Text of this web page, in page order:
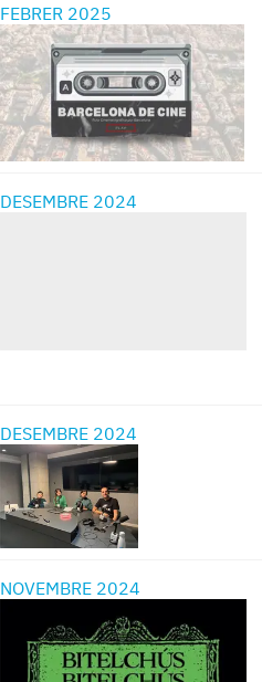
FEBRER 2025
DESEMBRE 2024
DESEMBRE 2024
NOVEMBRE 2024